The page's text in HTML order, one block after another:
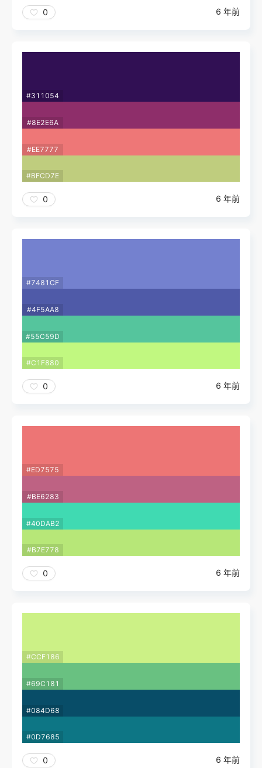
0 6 年前
#311054
#8E2E6A
#EE7777
#BFCD7E
0 6 年前
#7481CF
#4F5AA8
#55C59D
#C1F880
0 6 年前
#ED7575
#BE6283
#40DAB2
#B7E778
0 6 年前
#CCF186
#69C181
#084D68
#0D7685
0 6 年前